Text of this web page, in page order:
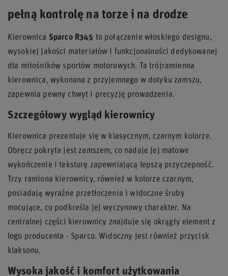
pełną kontrolę na torze i na drodze
Kierownica Sparco R345 to połączenie włoskiego designu,
wysokiej jakości materiałów i funkcjonalności dedykowanej
dla miłośników sportów motorowych. Ta trójramienna
kierownica, wykonana z przyjemnego w dotyku zamszu,
zapewnia pewny chwyt i precyzję prowadzenia.
Szczegółowy wygląd kierownicy
Kierownica prezentuje się w klasycznym, czarnym kolorze.
Obręcz pokryta jest zamszem, co nadaje jej matowe
wykończenie i teksturę zapewniającą lepszą przyczepność.
Trzy ramiona kierownicy, również w kolorze czarnym,
posiadają wyraźne przetłoczenia i widoczne śruby
mocujące, co podkreśla jej wyczynowy charakter. Na
centralnej części kierownicy znajduje się okrągły element z
logo producenta - Sparco. Widoczny jest również przycisk
klaksonu.
Wysoka jakość i komfort użytkowania